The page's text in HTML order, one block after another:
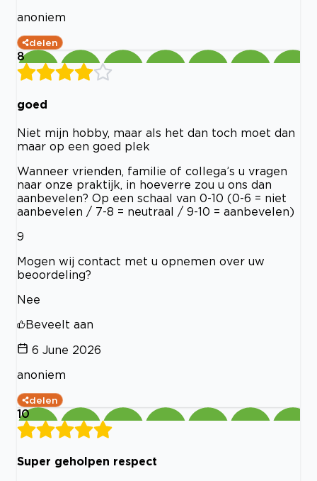
anoniem
delen
8
goed
Niet mijn hobby, maar als het dan toch moet dan
maar op een goed plek
Wanneer vrienden, familie of collega’s u vragen
naar onze praktijk, in hoeverre zou u ons dan
aanbevelen? Op een schaal van 0-10 (0-6 = niet
aanbevelen / 7-8 = neutraal / 9-10 = aanbevelen)
9
Mogen wij contact met u opnemen over uw
beoordeling?
Nee
Beveelt aan
6 June 2026
anoniem
delen
10
Super geholpen respect